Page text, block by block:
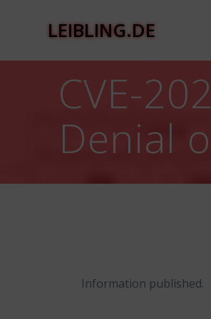
LEIBLING.DE
CVE-
Denial
Information published.